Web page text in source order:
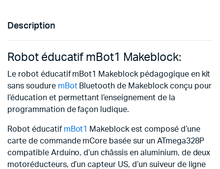
Description
Robot éducatif mBot1 Makeblock:
Le robot éducatif mBot1 Makeblock pédagogique en kit
sans soudure mBotBluetooth de Makeblock conçu pour
l’éducation et permettant l’enseignement de la
programmation de façon ludique.
Robot éducatif mBot1
Makeblock est composé d’une
carte de commande mCore basée sur un ATmega328P
compatible Arduino, d’un châssis en aluminium, de deux
motoréducteurs, d’un capteur US, d’un suiveur de ligne